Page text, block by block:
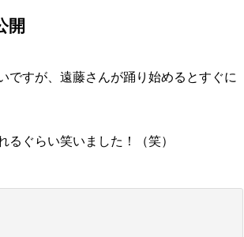
開
ですが、遠藤さんが踊り始めるとすぐに
ぐらい笑いました！（笑）